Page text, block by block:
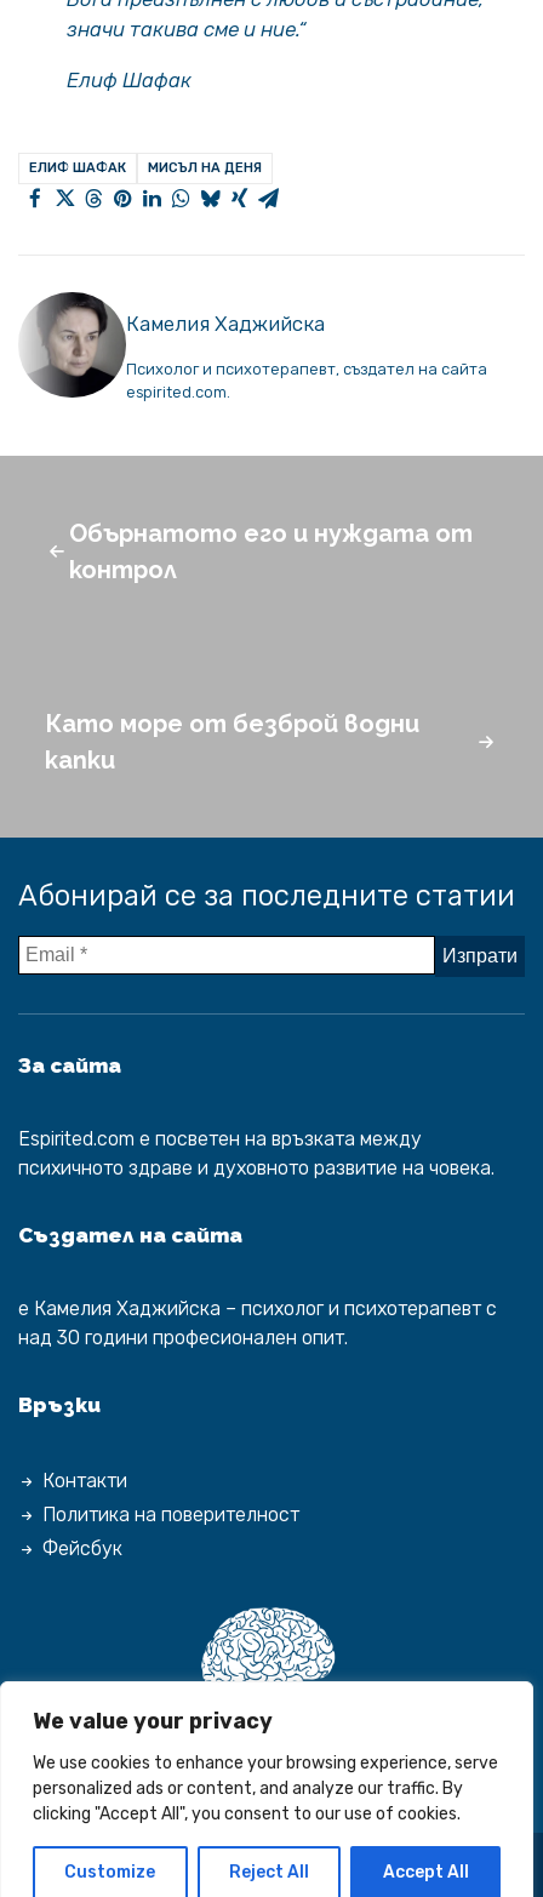
We value your privacy
We use cookies to enhance your browsing experience, serve
personalized ads or content, and analyze our traffic. By
clicking "Accept All", you consent to our use of cookies.
Customize Reject All Accept All
значи такива сме и ние.“
Елиф Шафак
ЕЛИФ ШАФАК МИСЪЛ НА ДЕНЯ
Камелия Хаджийска
Психолог и психотерапевт, създател на сайта
espirited.com.
Обърнатото его и нуждата от
контрол
Като море от безброй водни
капки
Абонирай се за последните статии
За сайта
Espirited.com e посветен на връзката между
психичното здраве и духовното развитие на човека.
Създател на сайта
е Камелия Хаджийска – психолог и психотерапевт с
над 30 години професионален опит.
Връзки
Контакти
Политика на поверителност
Фейсбук
© 2026 Espirited. Всички права запазени